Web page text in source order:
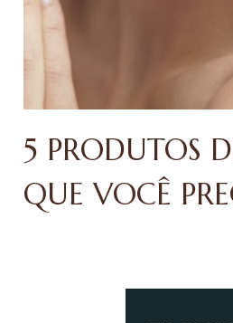
5 PRODUTOS
QUE VOCÊ